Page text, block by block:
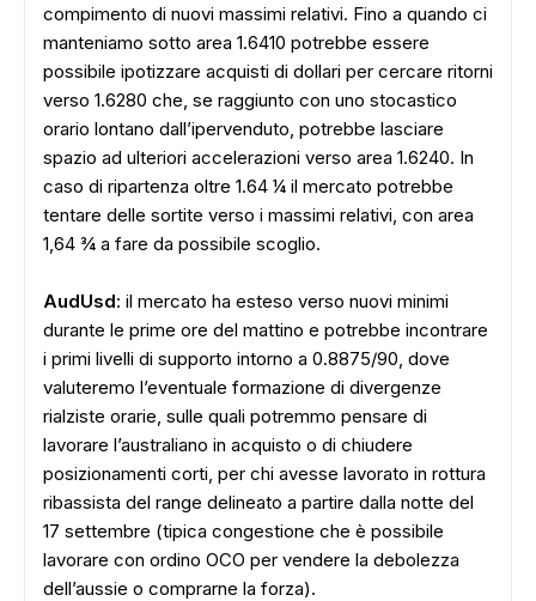
compimento di nuovi massimi relativi. Fino a quando ci
manteniamo sotto area 1.6410 potrebbe essere
possibile ipotizzare acquisti di dollari per cercare ritorni
verso 1.6280 che, se raggiunto con uno stocastico
orario lontano dall’ipervenduto, potrebbe lasciare
spazio ad ulteriori accelerazioni verso area 1.6240. In
caso di ripartenza oltre 1.64 ¼ il mercato potrebbe
tentare delle sortite verso i massimi relativi, con area
1,64 ¾ a fare da possibile scoglio.
AudUsd: il mercato ha esteso verso nuovi minimi
durante le prime ore del mattino e potrebbe incontrare
i primi livelli di supporto intorno a 0.8875/90, dove
valuteremo l’eventuale formazione di divergenze
rialziste orarie, sulle quali potremmo pensare di
lavorare l’australiano in acquisto o di chiudere
posizionamenti corti, per chi avesse lavorato in rottura
ribassista del range delineato a partire dalla notte del
17 settembre (tipica congestione che è possibile
lavorare con ordino OCO per vendere la debolezza
dell’aussie o comprarne la forza).